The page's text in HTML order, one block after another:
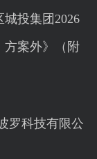
投集团2026
方案外》（附
罗科技有限公